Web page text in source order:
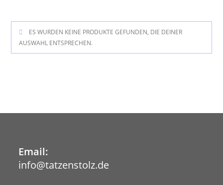
ES WURDEN KEINE PRODUKTE GEFUNDEN, DIE DEINER
AUSWAHL ENTSPRECHEN.
Email:
info@tatzenstolz.deOpens